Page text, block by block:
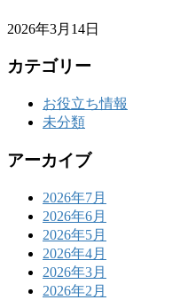
2026年3月14日
カテゴリー
お役立ち情報
未分類
アーカイブ
2026年7月
2026年6月
2026年5月
2026年4月
2026年3月
2026年2月